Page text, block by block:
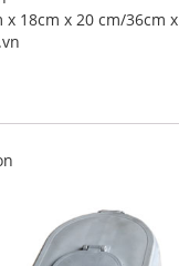
x 18cm x 20 cm/36cm